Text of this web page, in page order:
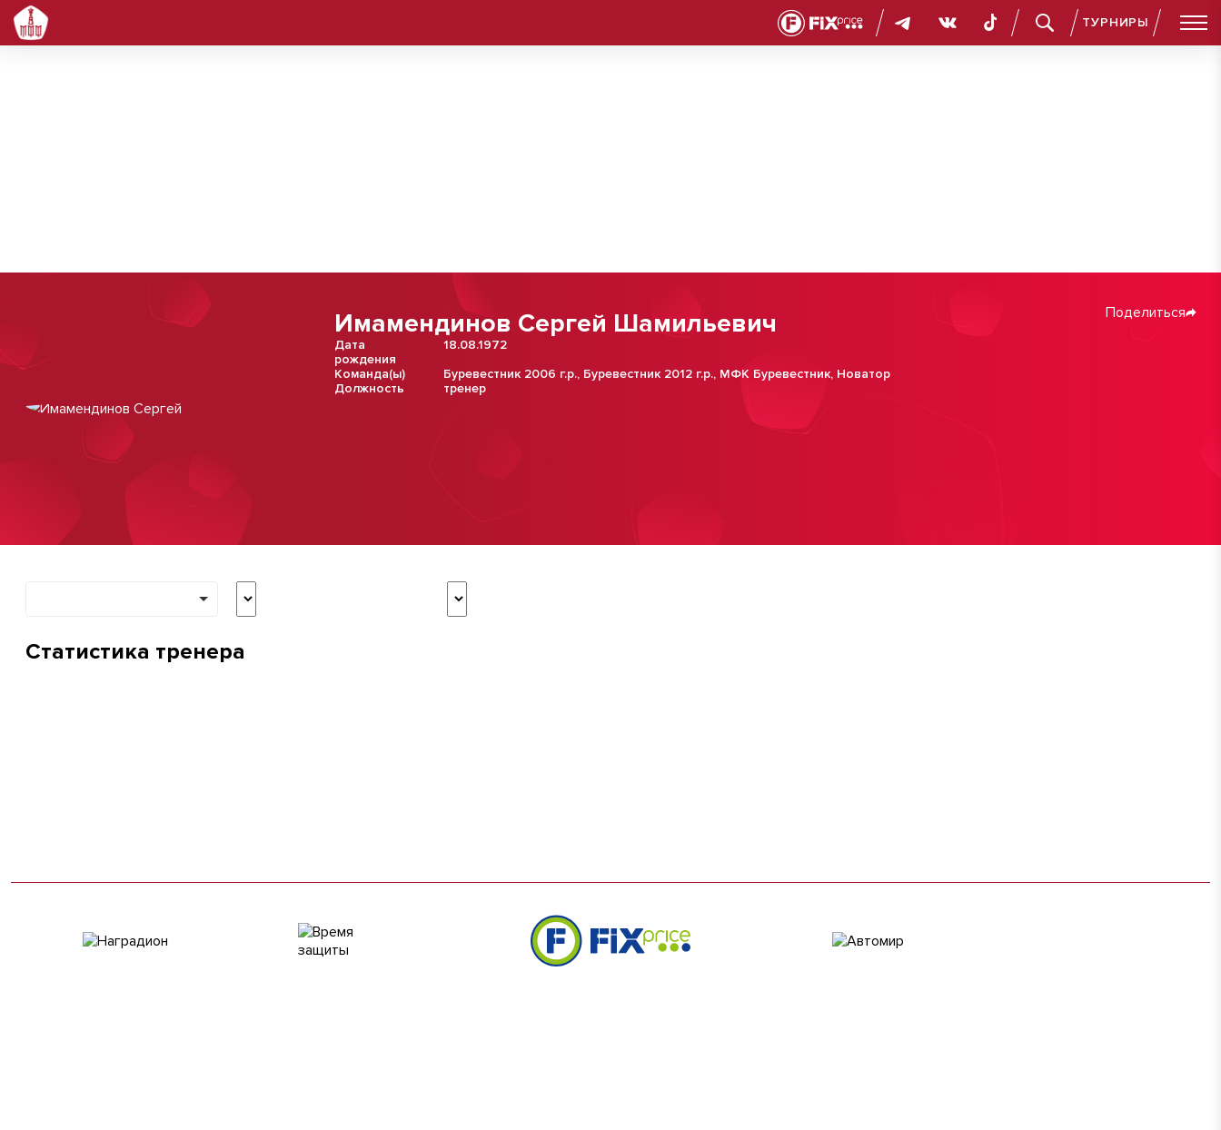
ТУРНИРЫ
Имамендинов Сергей Шамильевич
Дата
рождения
18.08.1972
Команда(ы)
Буревестник 2006 г.р., Буревестник 2012 г.р., МФК Буревестник, Новатор
Должность
тренер
Поделиться
Статистика тренера